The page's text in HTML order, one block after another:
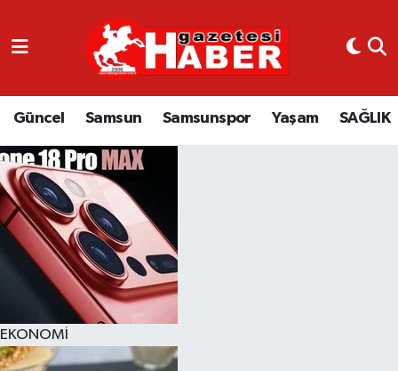
Güncel Samsun Samsunspor Yaşam SAĞLIK
EKONOMİ
GÜNCEL
SAMSUN
SAMSUNSPOR
EKONOMİ
YAŞAM